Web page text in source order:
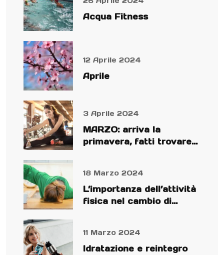
Acqua Fitness
12 Aprile 2024
Aprile
3 Aprile 2024
MARZO: arriva la
primavera, fatti trovare
18 Marzo 2024
L’importanza dell’attività
fisica nel cambio di
11 Marzo 2024
Idratazione e reintegro